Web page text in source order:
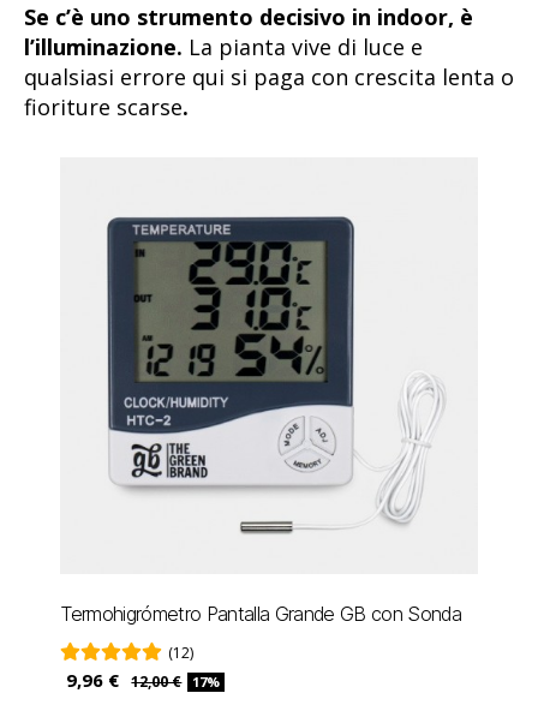
Se c’è uno strumento decisivo in indoor, è
l’illuminazione. La pianta vive di luce e
qualsiasi errore qui si paga con crescita lenta o
fioriture scarse.
Termohigrómetro Pantalla Grande GB con Sonda
(12)
9,96 € 12,00 € 17%